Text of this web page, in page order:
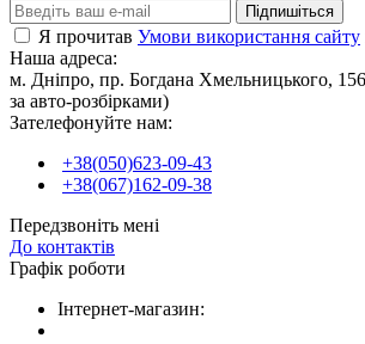
Це одне з найпопулярніших питань,
автовласники зі стажем, коли
«барахлити». Існує кілька
автомобільних проблем, з появою
вирішення проблеми двигуна:
Автомобіль починає споживати
ніж раніше.
Спостерігаються сторонній шум
Мотор починає працювати з
як то кажуть, «захлинається».
Повна зупинка, після чого
Підпишіться
Я прочитав Умови використання сайту
Наша адреса:
м. Дніпро, пр. Богдана Хмельницького,
за авто-розбірками)
Зателефонуйте нам:
+38(050)623-09-43
+38(067)162-09-38
Передзвоніть мені
До контактів
Графік роботи
Інтернет-магазин: